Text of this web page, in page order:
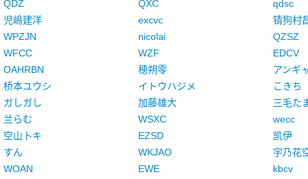
QDZ
QXC
qdsc
児嶋建洋
excvc
锖狗村
WPZJN
nicolai
QZSZ
WFCC
WZF
EDCV
OAHRBN
穂朔零
アンギ
桥本ユウシ
イトウハジメ
こきち
ガしガし
加藤雄大
三毛た
兰らむ
WSXC
wecc
空山卜キ
EZSD
凯伊
すん
WKJAO
宇乃花
WOAN
EWE
kbcv